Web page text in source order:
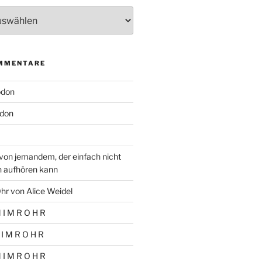
jemandem, der einfach nicht
aufhören kann
von Alice Weidel
I M R O H R
M R O H R
I M R O H R